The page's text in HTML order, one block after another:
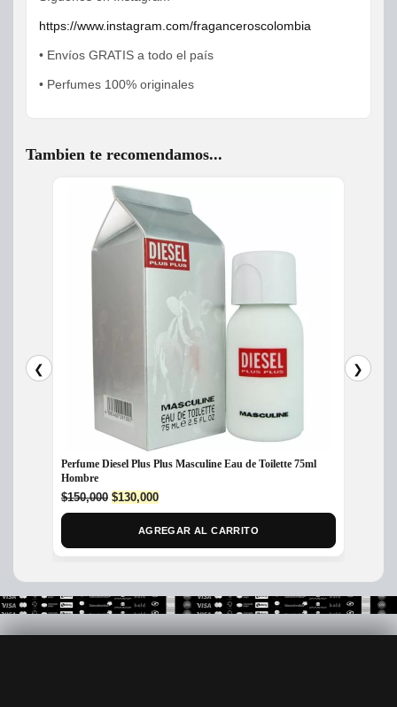
https://www.instagram.com/fraganceroscolombia
• Envíos GRATIS a todo el país
• Perfumes 100% originales
Tambien te recomendamos...
❮
Perfume Diesel Plus Plus Masculine Eau de Toilette 75ml
Hombre
$150,000 Original
price
$130,000Current
price
is:
AGREGAR AL CARRITO
❯